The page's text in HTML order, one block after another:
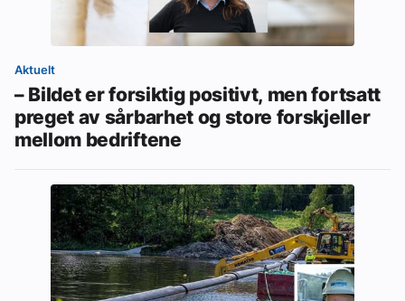
Aktuelt
– Bildet er forsiktig positivt, men fortsatt
preget av sårbarhet og store forskjeller
mellom bedriftene